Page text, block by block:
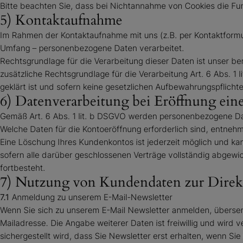
Bitte beachten Sie, dass bei Nichtannahme von Cookies die
5) Kontaktaufnahme
Im Rahmen der Kontaktaufnahme mit uns (z.B. per
Umfang – personenbezogene Daten verarbeitet.
Rechtsgrundlage für die Verarbeitung dieser Daten ist unser
zusätzliche Rechtsgrundlage für die Verarbeitung Art. 6 Abs.
geklärt ist und sofern keine gesetzlichen
6) Datenverarbeitung bei Eröffnung
Gemäß Art. 6 Abs. 1 lit. b DSGVO werden personenbezogene
Welche Daten für die Kontoeröffnung erforderlich sind,
Eine Löschung Ihres Kundenkontos ist jederzeit möglich und
sofern alle darüber geschlossenen Verträge vollständig
fortbesteht.
7) Nutzung von Kundendaten zur
7.1 Anmeldung zu unserem E-Mail-Newsletter
Wenn Sie sich zu unserem E-Mail Newsletter anmelden,
Mailadresse. Die Angabe weiterer Daten ist freiwillig und wird
sichergestellt wird, dass Sie Newsletter erst erhalten, wenn